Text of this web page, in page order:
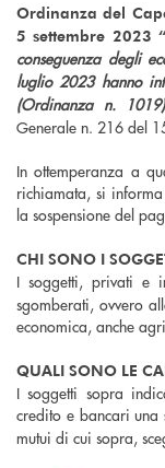
Ordinanza del
5 settembre 2023 “
conseguenza degli
luglio 2023 hanno
(Ordinanza n. 1019)
Generale n. 216 del
In ottemperanza a
richiamata, si
la sospensione del
CHI SONO I
I soggetti, privati e
sgomberati, ovvero
economica, anche
QUALI SONO LE
I soggetti sopra
credito e bancari una
mutui di cui sopra,